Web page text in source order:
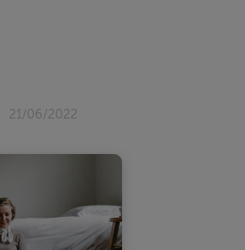
21/06/2022